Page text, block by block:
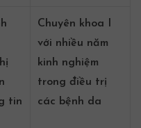
tin
Chuyên khoa I
với nhiều năm
kinh nghiệm
trong điều trị
các bệnh da